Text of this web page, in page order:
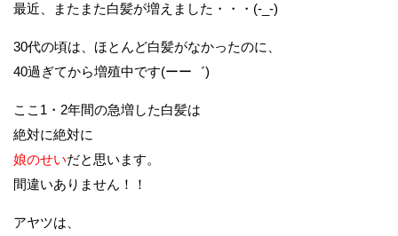
最近、またまた白髪が増えました・・・(-_-)
30代の頃は、ほとんど白髪がなかったのに、
40過ぎてから増殖中です(ーー゛)
ここ1・2年間の急増した白髪は
絶対に絶対に
娘のせいだと思います。
間違いありません！！
アヤツは、